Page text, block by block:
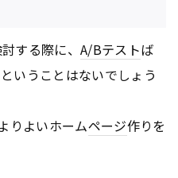
する際に、A/Bテストば
いうことはないでしょう
りよいホームページ作りを